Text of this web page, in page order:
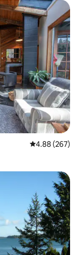
Calificación
4.88 (267)